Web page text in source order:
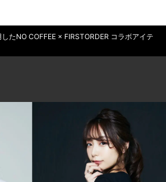
たNO COFFEE × FIRSTORDER コラボアイテ